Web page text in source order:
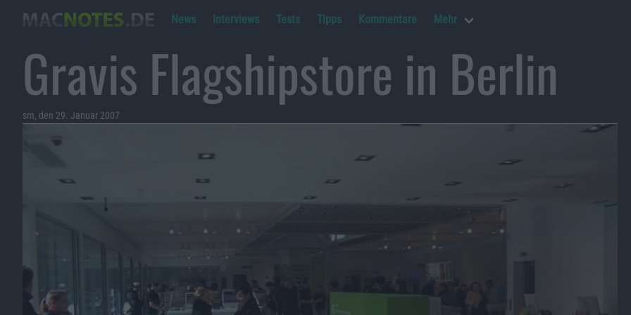
News Interviews Tests Tipps Kommentare Mehr
Gravis Flagshipstore in Berlin
sm, den 29. Januar 2007